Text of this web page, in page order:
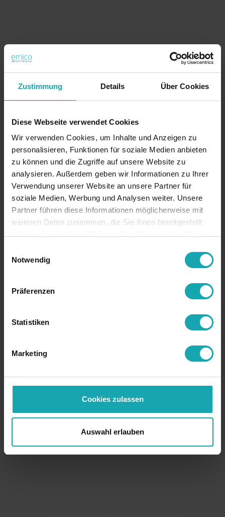
Zustimmung Details Über Cookies
Diese Webseite verwendet Cookies
Wir verwenden Cookies, um Inhalte und Anzeigen zu
personalisieren, Funktionen für soziale Medien anbieten
zu können und die Zugriffe auf unsere Website zu
analysieren. Außerdem geben wir Informationen zu Ihrer
Verwendung unserer Website an unsere Partner für
soziale Medien, Werbung und Analysen weiter. Unsere
Partner führen diese Informationen möglicherweise mit
weiteren Daten zusammen, die Sie ihnen bereitgestellt
Notwendig
Präferenzen
Statistiken
Marketing
Cookies zulassen
Auswahl erlauben